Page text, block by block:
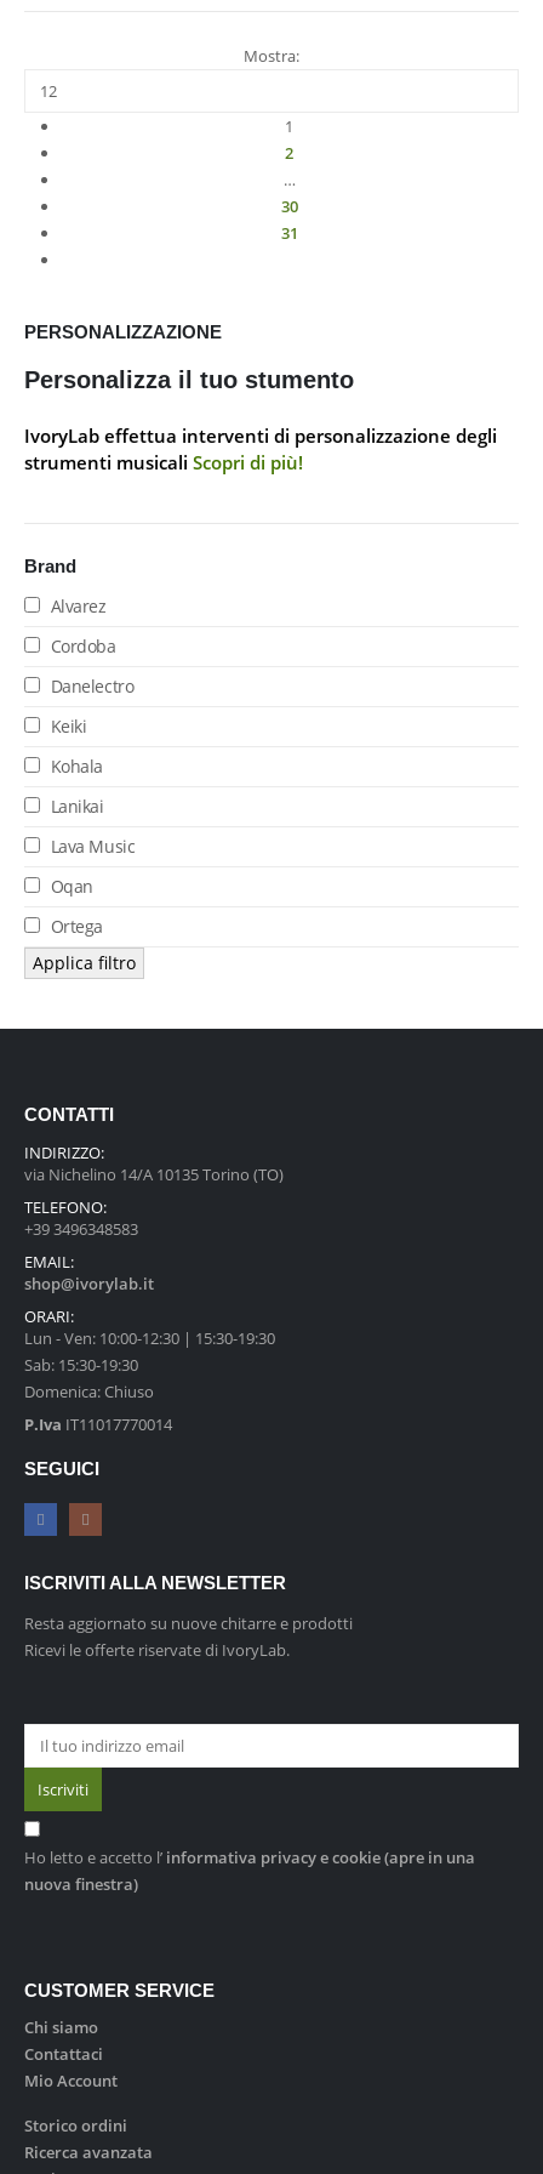
Mostra:
1
2
…
30
31
PERSONALIZZAZIONE
Personalizza il tuo stumento
IvoryLab effettua interventi di personalizzazione degli
strumenti musicali Scopri di più!
Brand
Alvarez
Cordoba
Danelectro
Keiki
Kohala
Lanikai
Lava Music
Oqan
Ortega
Applica filtro
CONTATTI
INDIRIZZO:
via Nichelino 14/A 10135 Torino (TO)
TELEFONO:
+39 3496348583
EMAIL:
shop@ivorylab.it
ORARI:
Lun - Ven: 10:00-12:30 | 15:30-19:30
Sab: 15:30-19:30
Domenica: Chiuso
P.Iva IT11017770014
SEGUICI
ISCRIVITI ALLA NEWSLETTER
Resta aggiornato su nuove chitarre e prodotti
Ricevi le offerte riservate di IvoryLab.
Ho letto e accetto l’ informativa privacy e cookie(apre in una
nuova finestra)
CUSTOMER SERVICE
Chi siamo
Contattaci
Mio Account
Storico ordini
Ricerca avanzata